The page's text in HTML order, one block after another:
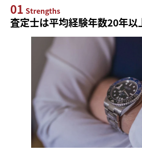
01 Strengths
査定士は平均経験年数20年以